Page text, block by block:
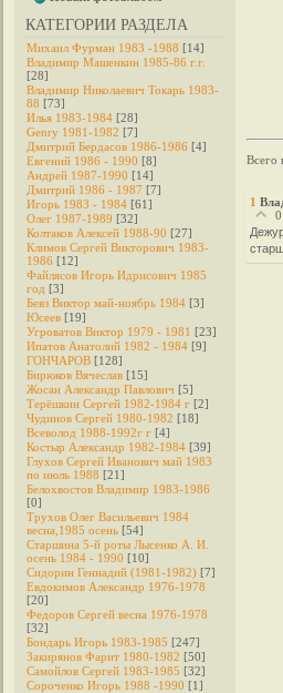
КАТЕГОРИИ РАЗДЕЛА
Михаил Фурман 1983 -1988 [14]
Владимир Машенкин 1985-86 г.г.
[28]
Владимир Николаевич Токарь 1983-
88 [73]
Илья 1983-1984 [28]
Genry 1981-1982 [7]
Дмитрий Бердасов 1986-1986 [4]
Евгений 1986 - 1990 [8]
Андрей 1987-1990 [14]
Дмитрий 1986 - 1987 [7]
Игорь 1983 - 1984 [61]
Олег 1987-1989 [32]
Колтаков Алексей 1988-90 [27]
Климов Сергей Викторович 1983-
1986 [12]
Файлясов Игорь Идрисович 1985
год [3]
Бевз Виктор май-ноябрь 1984 [3]
Юсеев [19]
Угроватов Виктор 1979 - 1981 [23]
Ипатов Анатолий 1982 - 1984 [9]
ГОНЧАРОВ [128]
Бирюков Вячеслав [15]
Жосан Александр Павлович [5]
Терёшкин Сергей 1982-1984 г [2]
Чудинов Сергей 1980-1982 [18]
Всеволод 1988-1992г г [4]
Костыр Александр 1982-1984 [39]
Глухов Сергей Иванович май 1983
по июль 1988 [21]
Белохвостов Владимир 1983-1986
[0]
Трухов Олег Васильевич 1984
весна,1985 осень [54]
Старшина 5-й роты Лысенко А. И.
осень 1984 - 1990 [10]
Сидорин Геннадий (1981-1982) [7]
Евдокимов Александр 1976-1978
[20]
Федоров Cергей весна 1976-1978
[32]
Бондарь Игорь 1983-1985 [247]
Закирянов Фарит 1980-1982 [50]
Самойлов Сергей 1983-1985 [32]
Сороченко Игорь 1988 -1990 [1]
Всего
1
0